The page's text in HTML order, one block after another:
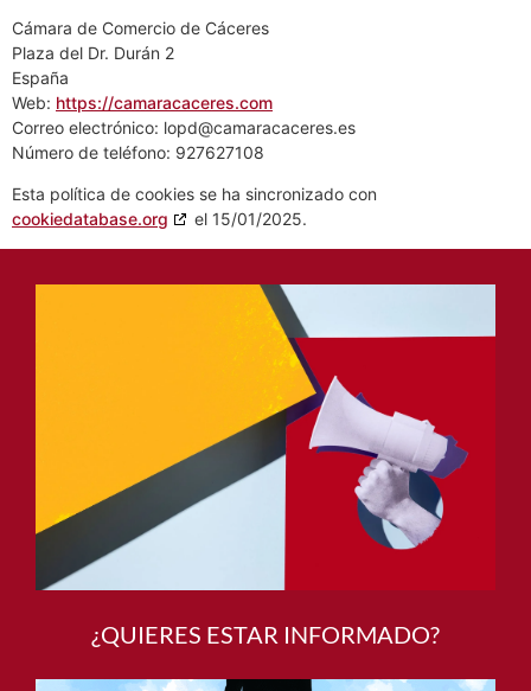
cookies y esta declaración, por favor, contacta con nosotros
usando los siguientes datos de contacto:
Cámara de Comercio de Cáceres
Plaza del Dr. Durán 2
España
Correo electrónico:lopd@camaracaceres.es
Número de teléfono: 927627108
el 15/01/2025.